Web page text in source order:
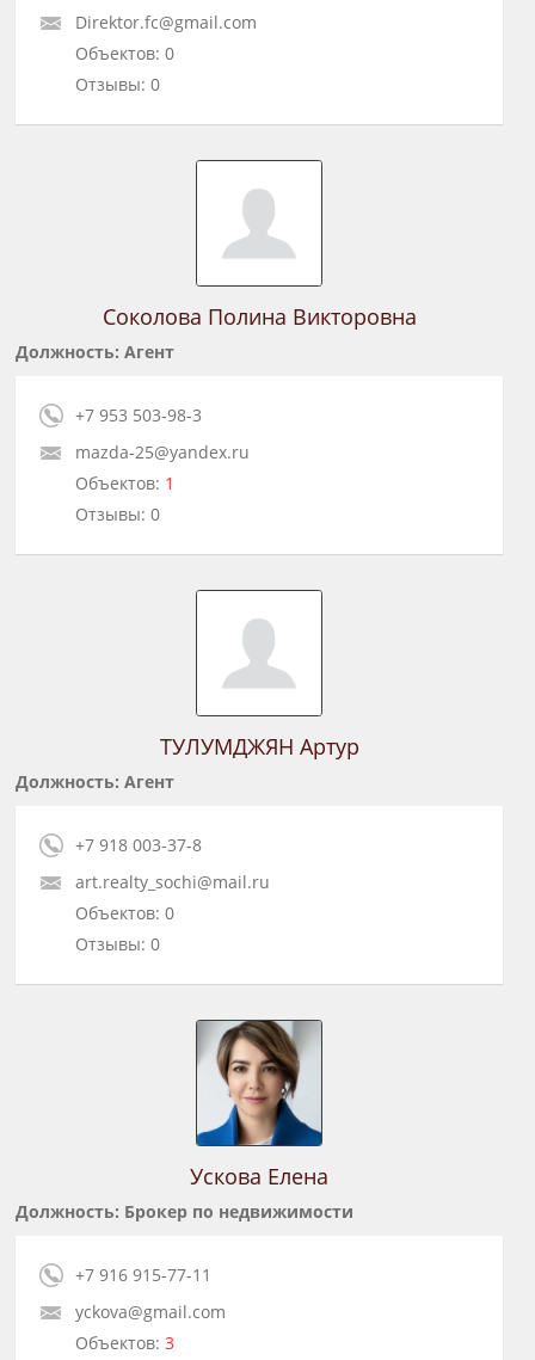
Direktor.fc@gmail.com
Объектов: 0
Отзывы: 0
Соколова Полина Викторовна
Должность: Агент
+7 953 503-98-3
mazda-25@yandex.ru
Объектов: 1
Отзывы: 0
ТУЛУМДЖЯН Артур
Должность: Агент
+7 918 003-37-8
art.realty_sochi@mail.ru
Объектов: 0
Отзывы: 0
Ускова Елена
Должность: Брокер по недвижимости
+7 916 915-77-11
yckova@gmail.com
Объектов:3